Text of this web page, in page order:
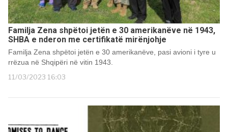
Familja Zena shpëtoi jetën e 30 amerikanëve në 1943,
SHBA e nderon me certifikatë mirënjohje
Familja Zena shpëtoi jetën e 30 amerikanëve, pasi avioni i tyre u
rrëzua në Shqipëri në vitin 1943.
11/03/2023 16:03